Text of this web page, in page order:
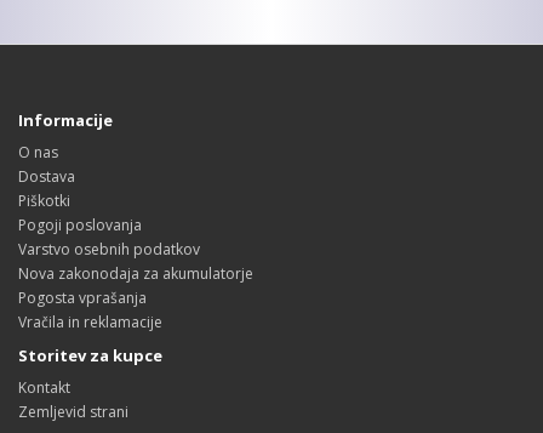
Informacije
O nas
Dostava
Piškotki
Pogoji poslovanja
Varstvo osebnih podatkov
Nova zakonodaja za akumulatorje
Pogosta vprašanja
Vračila in reklamacije
Storitev za kupce
Kontakt
Zemljevid strani